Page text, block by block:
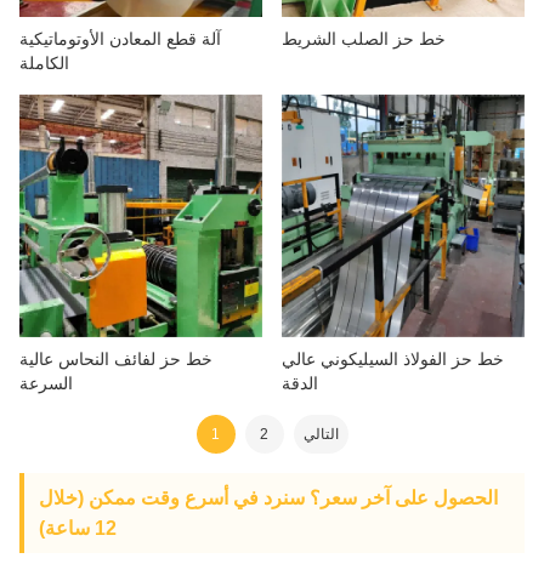
آلة قطع المعادن الأوتوماتيكية
الكاملة
خط حز الصلب الشريط
خط حز لفائف النحاس عالية
السرعة
خط حز الفولاذ السيليكوني عالي
الدقة
1 2 التالي
الحصول على آخر سعر؟ سنرد في أسرع وقت ممكن (خلال
12 ساعة)